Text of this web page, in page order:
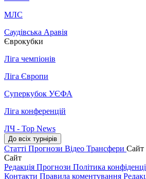
МЛС
Саудівська Аравія
Єврокубки
Ліга чемпіонів
Ліга Європи
Суперкубок УЄФА
Ліга конференцій
ЛЧ - Top News
До всіх турнірів
Статті Прогнози Відео Трансфери Сайт
Сайт
Редакція Прогнози Політика
Контакти Правила коментування